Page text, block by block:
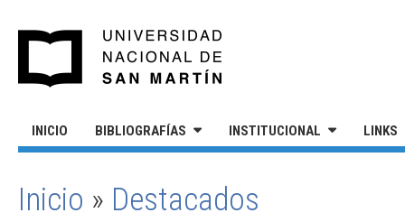
INICIO BIBLIOGRAFÍAS INSTITUCIONAL LINKS
SE ENCUENTRA USTED AQUÍ
Inicio » Destacados